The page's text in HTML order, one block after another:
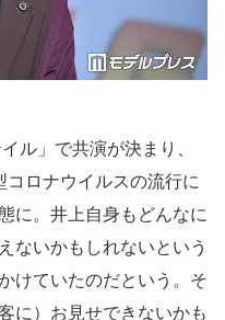
ル」で共演が決まり、
ロナウイルスの流行に
に。井上自身もどんなに
ないかもしれないという
けていたのだという。そ
に）お見せできないかも